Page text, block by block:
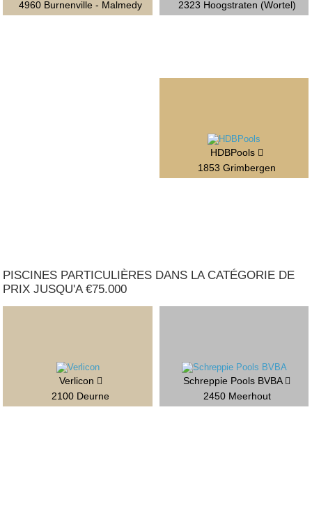
4960 Burnenville - Malmedy 2323 Hoogstraten (Wortel)
HDBPools
1853 Grimbergen
PISCINES PARTICULIÈRES DANS LA CATÉGORIE DE
PRIX JUSQU'A €75.000
Verlicon
2100 Deurne
Schreppie Pools BVBA
2450 Meerhout